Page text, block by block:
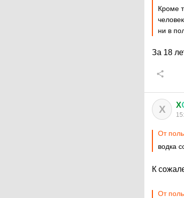
Кроме
ни в
За 18
X X
От
водка
К
От